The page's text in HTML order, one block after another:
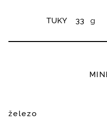
TUKY 33 g
železo